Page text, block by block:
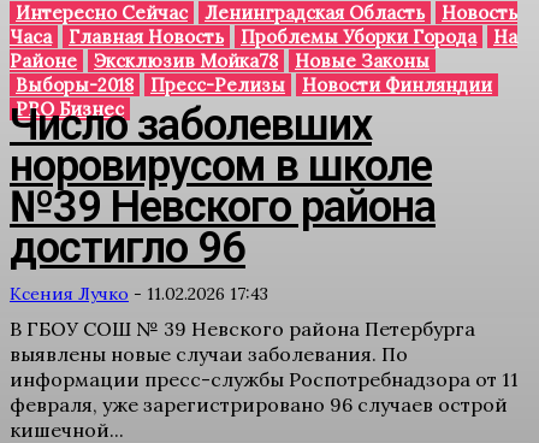
Интересно Сейчас Ленинградская Область
Новость
Часа
Главная Новость Проблемы Уборки Города
На
Районе
Эксклюзив Мойка78
Новые Законы
Выборы-2018
Пресс-Релизы
Новости Финляндии
PRO Бизнес
Число заболевших
норовирусом в школе
№39 Невского района
достигло 96
Ксения Лучко - 11.02.2026 17:43
В ГБОУ СОШ № 39 Невского района Петербурга
выявлены новые случаи заболевания. По
информации пресс-службы Роспотребнадзора от 11
февраля, уже зарегистрировано 96 случаев острой
кишечной...